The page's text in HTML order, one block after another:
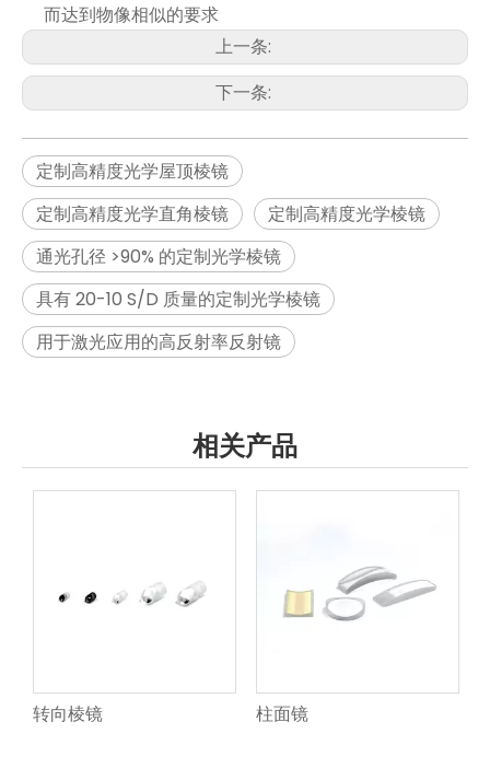
而达到物像相似的要求
上一条:
下一条:
定制高精度光学屋顶棱镜
定制高精度光学直角棱镜
定制高精度光学棱镜
通光孔径 >90% 的定制光学棱镜
具有 20-10 S/D 质量的定制光学棱镜
用于激光应用的高反射率反射镜
相关产品
转向棱镜 柱面镜